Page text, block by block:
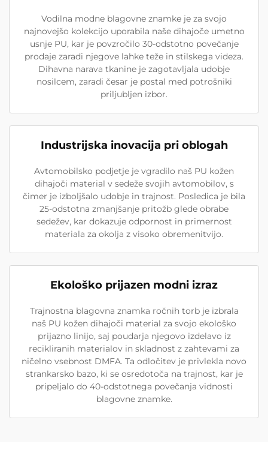
Vodilna modne blagovne znamke je za svojo
najnovejšo kolekcijo uporabila naše dihajoče umetno
usnje PU, kar je povzročilo 30-odstotno povečanje
prodaje zaradi njegove lahke teže in stilskega videza.
Dihavna narava tkanine je zagotavljala udobje
nosilcem, zaradi česar je postal med potrošniki
priljubljen izbor.
Industrijska inovacija pri oblogah
Avtomobilsko podjetje je vgradilo naš PU kožen
dihajoči material v sedeže svojih avtomobilov, s
čimer je izboljšalo udobje in trajnost. Posledica je bila
25-odstotna zmanjšanje pritožb glede obrabe
sedežev, kar dokazuje odpornost in primernost
materiala za okolja z visoko obremenitvijo.
Ekološko prijazen modni izraz
Trajnostna blagovna znamka ročnih torb je izbrala
naš PU kožen dihajoči material za svojo ekološko
prijazno linijo, saj poudarja njegovo izdelavo iz
recikliranih materialov in skladnost z zahtevami za
ničelno vsebnost DMFA. Ta odločitev je privlekla novo
strankarsko bazo, ki se osredotoča na trajnost, kar je
pripeljalo do 40-odstotnega povečanja vidnosti
blagovne znamke.